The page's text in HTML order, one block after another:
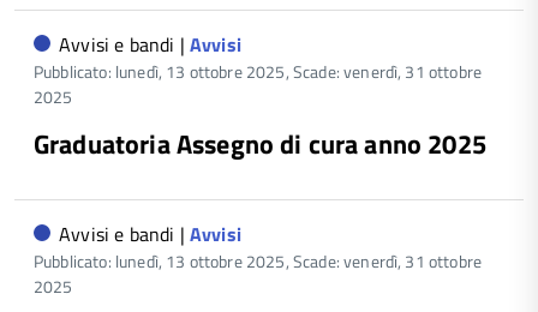
Avvisi e bandi | Avvisi
Pubblicato: lunedì, 13 ottobre 2025,Scade: venerdì, 31 ottobre
2025
Graduatoria Assegno di cura anno 2025
Avvisi e bandi | Avvisi
Pubblicato: lunedì, 13 ottobre 2025,Scade: venerdì, 31 ottobre
2025